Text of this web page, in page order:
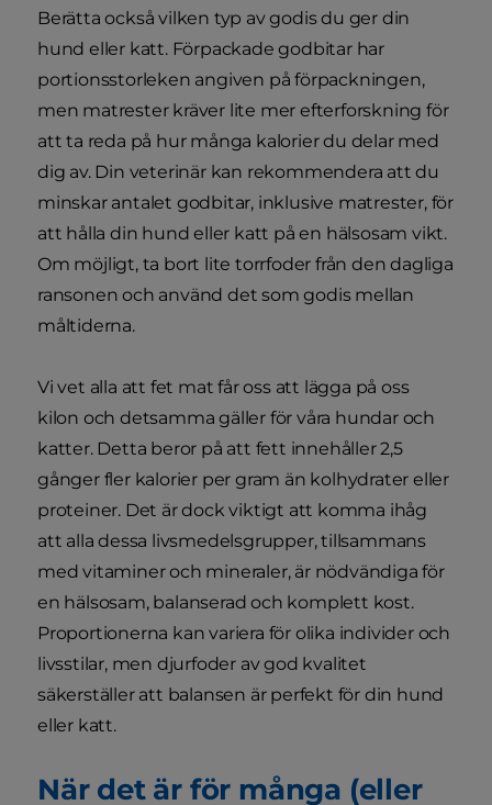
Berätta också vilken typ av godis du ger din
hund eller katt. Förpackade godbitar har
portionsstorleken angiven på förpackningen,
men matrester kräver lite mer efterforskning för
att ta reda på hur många kalorier du delar med
dig av. Din veterinär kan rekommendera att du
minskar antalet godbitar, inklusive matrester, för
att hålla din hund eller katt på en hälsosam vikt.
Om möjligt, ta bort lite torrfoder från den dagliga
ransonen och använd det som godis mellan
måltiderna.
Vi vet alla att fet mat får oss att lägga på oss
kilon och detsamma gäller för våra hundar och
katter. Detta beror på att fett innehåller 2,5
gånger fler kalorier per gram än kolhydrater eller
proteiner. Det är dock viktigt att komma ihåg
att alla dessa livsmedelsgrupper, tillsammans
med vitaminer och mineraler, är nödvändiga för
en hälsosam, balanserad och komplett kost.
Proportionerna kan variera för olika individer och
livsstilar, men djurfoder av god kvalitet
säkerställer att balansen är perfekt för din hund
eller katt.
När det är för många (eller